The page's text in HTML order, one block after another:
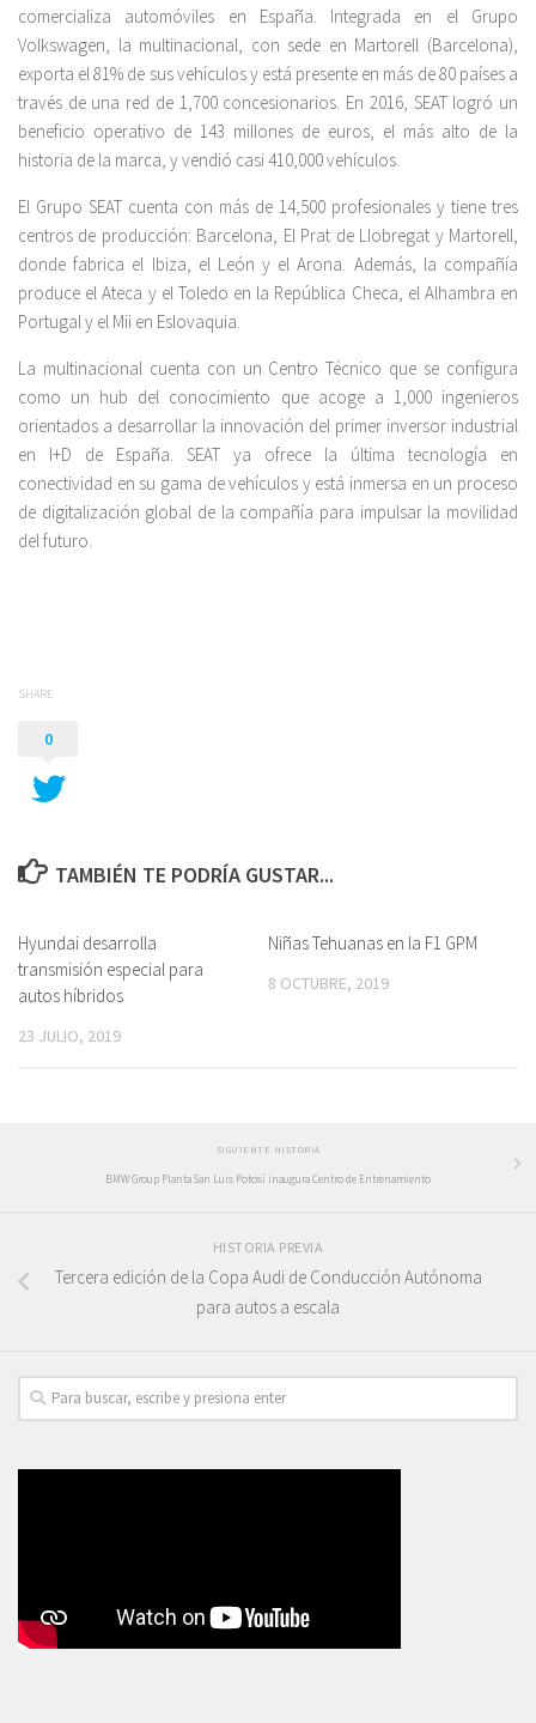
comercializa automóviles en España. Integrada en el Grupo
Volkswagen, la multinacional, con sede en Martorell (Barcelona),
exporta el 81% de sus vehículos y está presente en más de 80 países a
través de una red de 1,700 concesionarios. En 2016, SEAT logró un
beneficio operativo de 143 millones de euros, el más alto de la
historia de la marca, y vendió casi 410,000 vehículos.
El Grupo SEAT cuenta con más de 14,500 profesionales y tiene tres
centros de producción: Barcelona, El Prat de Llobregat y Martorell,
donde fabrica el Ibiza, el León y el Arona. Además, la compañía
produce el Ateca y el Toledo en la República Checa, el Alhambra en
Portugal y el Mii en Eslovaquia.
La multinacional cuenta con un Centro Técnico que se configura
como un hub del conocimiento que acoge a 1,000 ingenieros
orientados a desarrollar la innovación del primer inversor industrial
en I+D de España. SEAT ya ofrece la última tecnología en
conectividad en su gama de vehículos y está inmersa en un proceso
de digitalización global de la compañía para impulsar la movilidad
del futuro.
SHARE
0
TAMBIÉN TE PODRÍA GUSTAR...
Hyundai desarrolla
transmisión especial para
autos híbridos
23 JULIO, 2019
Niñas Tehuanas en la F1 GPM
8 OCTUBRE, 2019
SIGUIENTE HISTORIA
BMW Group Planta San Luis Potosí inaugura Centro de Entrenamiento
HISTORIA PREVIA
Tercera edición de la Copa Audi de Conducción Autónoma
para autos a escala